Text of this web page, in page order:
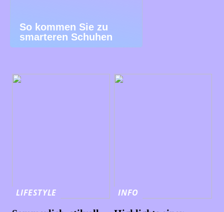
So kommen Sie zu
smarteren Schuhen
LIFESTYLE
INFO